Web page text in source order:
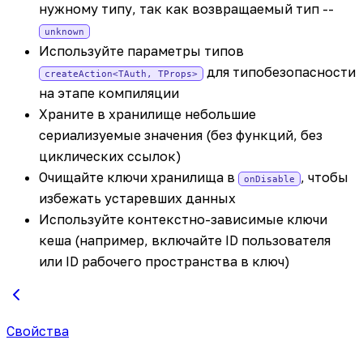
нужному типу, так как возвращаемый тип --
unknown
Используйте параметры типов
createAction<TAuth, TProps>
для типобезопасности
на этапе компиляции
Храните в хранилище небольшие
сериализуемые значения (без функций, без
циклических ссылок)
Очищайте ключи хранилища в
onDisable
, чтобы
избежать устаревших данных
Используйте контекстно-зависимые ключи
кеша (например, включайте ID пользователя
или ID рабочего пространства в ключ)
Свойства